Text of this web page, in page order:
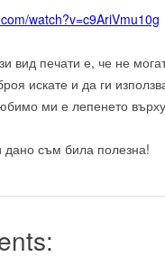
watch?v=c9AriVmu10g
вид печати е, че не
искате и да ги
ми е лепенето
дано съм била полезна!